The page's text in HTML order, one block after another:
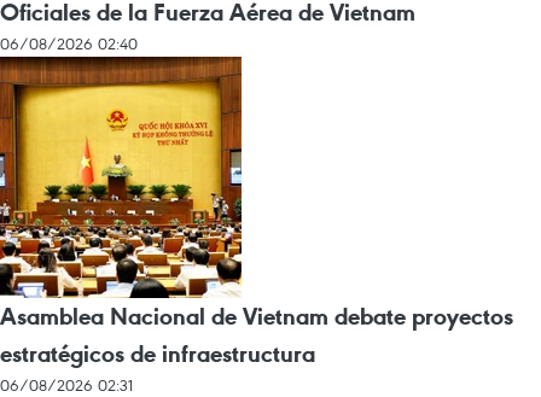
Oficiales de la Fuerza Aérea de Vietnam
06/08/2026 02:40
Asamblea Nacional de Vietnam debate proyectos
estratégicos de infraestructura
06/08/2026 02:31